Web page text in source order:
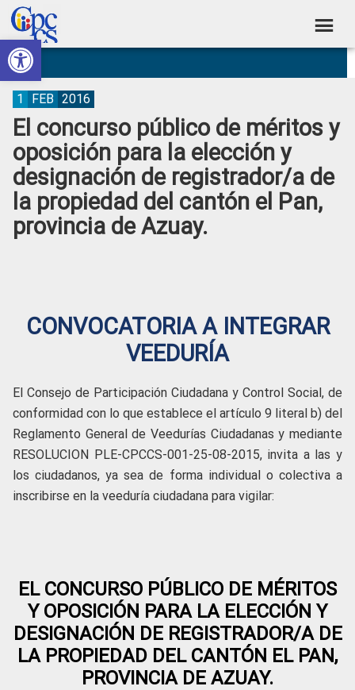
Abrir barra de herramientas
Skip
to
primary
navigation
Skip
to
main
content
Skip
to
primary
sidebar
Skip
to
footer
Consejo
de
Participación
Ciudadana
Control
Social
Construyendo
Poder
Ciudadano
El concurso público de méritos y
oposición para la elección y
designación de registrador/a de
la propiedad del cantón el Pan,
provincia de Azuay.
1 FEB 2016
CONVOCATORIA A INTEGRAR
VEEDURÍA
El Consejo de Participación Ciudadana y Control Social, de
conformidad con lo que establece el artículo 9 literal b) del
Reglamento General de Veedurías Ciudadanas y mediante
RESOLUCION PLE-CPCCS-001-25-08-2015, invita a las y
los ciudadanos, ya sea de forma individual o colectiva a
inscribirse en la veeduría ciudadana para vigilar:
EL CONCURSO PÚBLICO DE MÉRITOS
Y OPOSICIÓN PARA LA ELECCIÓN Y
DESIGNACIÓN DE REGISTRADOR/A DE
LA PROPIEDAD DEL CANTÓN EL PAN,
PROVINCIA DE AZUAY.